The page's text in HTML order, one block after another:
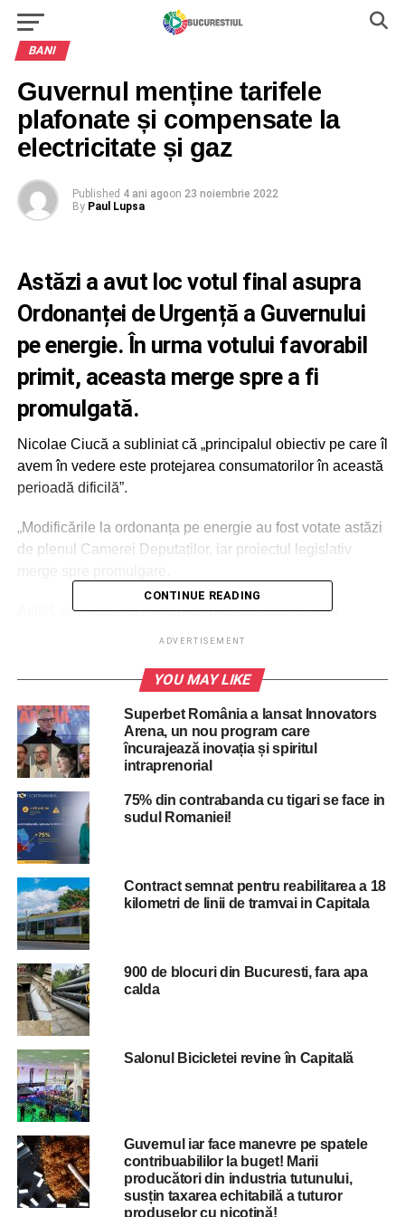
BANI
Guvernul menține tarifele
plafonate și compensate la
electricitate și gaz
Published 4 ani agoon 23 noiembrie 2022
By Paul Lupsa
Astăzi a avut loc votul final asupra
Ordonanței de Urgență a Guvernului
pe energie. În urma votului favorabil
primit, aceasta merge spre a fi
promulgată.
Nicolae Ciucă a subliniat că „principalul obiectiv pe care îl
avem în vedere este protejarea consumatorilor în această
perioadă dificilă”.
„Modificările la ordonanța pe energie au fost votate astăzi
de plenul Camerei Deputaților, iar proiectul legislativ
Astfel, am reușit să menținem neschimbate tarifele
lei/kWh ori 0,80 lei/kWh pentru cei cu consum mic și 1,30
casnici).
Singurii exceptați de la trecerea la un plan tarifar superior
sunt cei care folosesc acasă aparatură medicală pentru
tratament, familiile cu minim trei copii minori și cele
monoparentale”. a precizat șiberalul.
De asemenea, Premierul a mai precizat: „Clienții non-
casnici vor beneficia de un tarif plafonat la maxim 1
leu/kWh, pentru 85% din consumul realizat, iar restul de
15% va fi facturat cu maxim 1,30 lei/kWh.
Această grilă este aplicabilă: IMM-urilor, operatorilor
economici din industria alimentară, pescuit ori agricultură;
unităților medicale ori de învățământ; furnizorilor de
servicii sociale; operatorilor de utilități publice; autorități și
instituții publice, entităților care prestează un serviciu
public și sunt conduse/coordonate/controlate de autorități
ale administrației publice; lăcașurilor de cult,
aeroporturilor și companiei Metrorex”.
CONTINUE READING
ADVERTISEMENT
YOU MAY LIKE
Superbet România a lansat Innovators
Arena, un nou program care
încurajează inovația și spiritul
intraprenorial
75% din contrabanda cu tigari se face in
sudul Romaniei!
Contract semnat pentru reabilitarea a 18
kilometri de linii de tramvai in Capitala
900 de blocuri din Bucuresti, fara apa
calda
Salonul Bicicletei revine în Capitală
Guvernul iar face manevre pe spatele
contribuabililor la buget! Marii
producători din industria tutunului,
susțin taxarea echitabilă a tuturor
produselor cu nicotină!